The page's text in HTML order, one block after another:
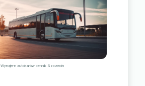
Wynajem autokarów cennik Szczecin